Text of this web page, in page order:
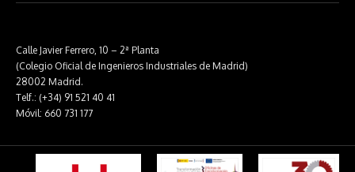
Calle Javier Ferrero, 10 – 2ª Planta
(Colegio Oficial de Ingenieros Industriales de Madrid)
28002 Madrid.
Telf.: (+34) 91 521 40 41
Móvil: 660 731 177